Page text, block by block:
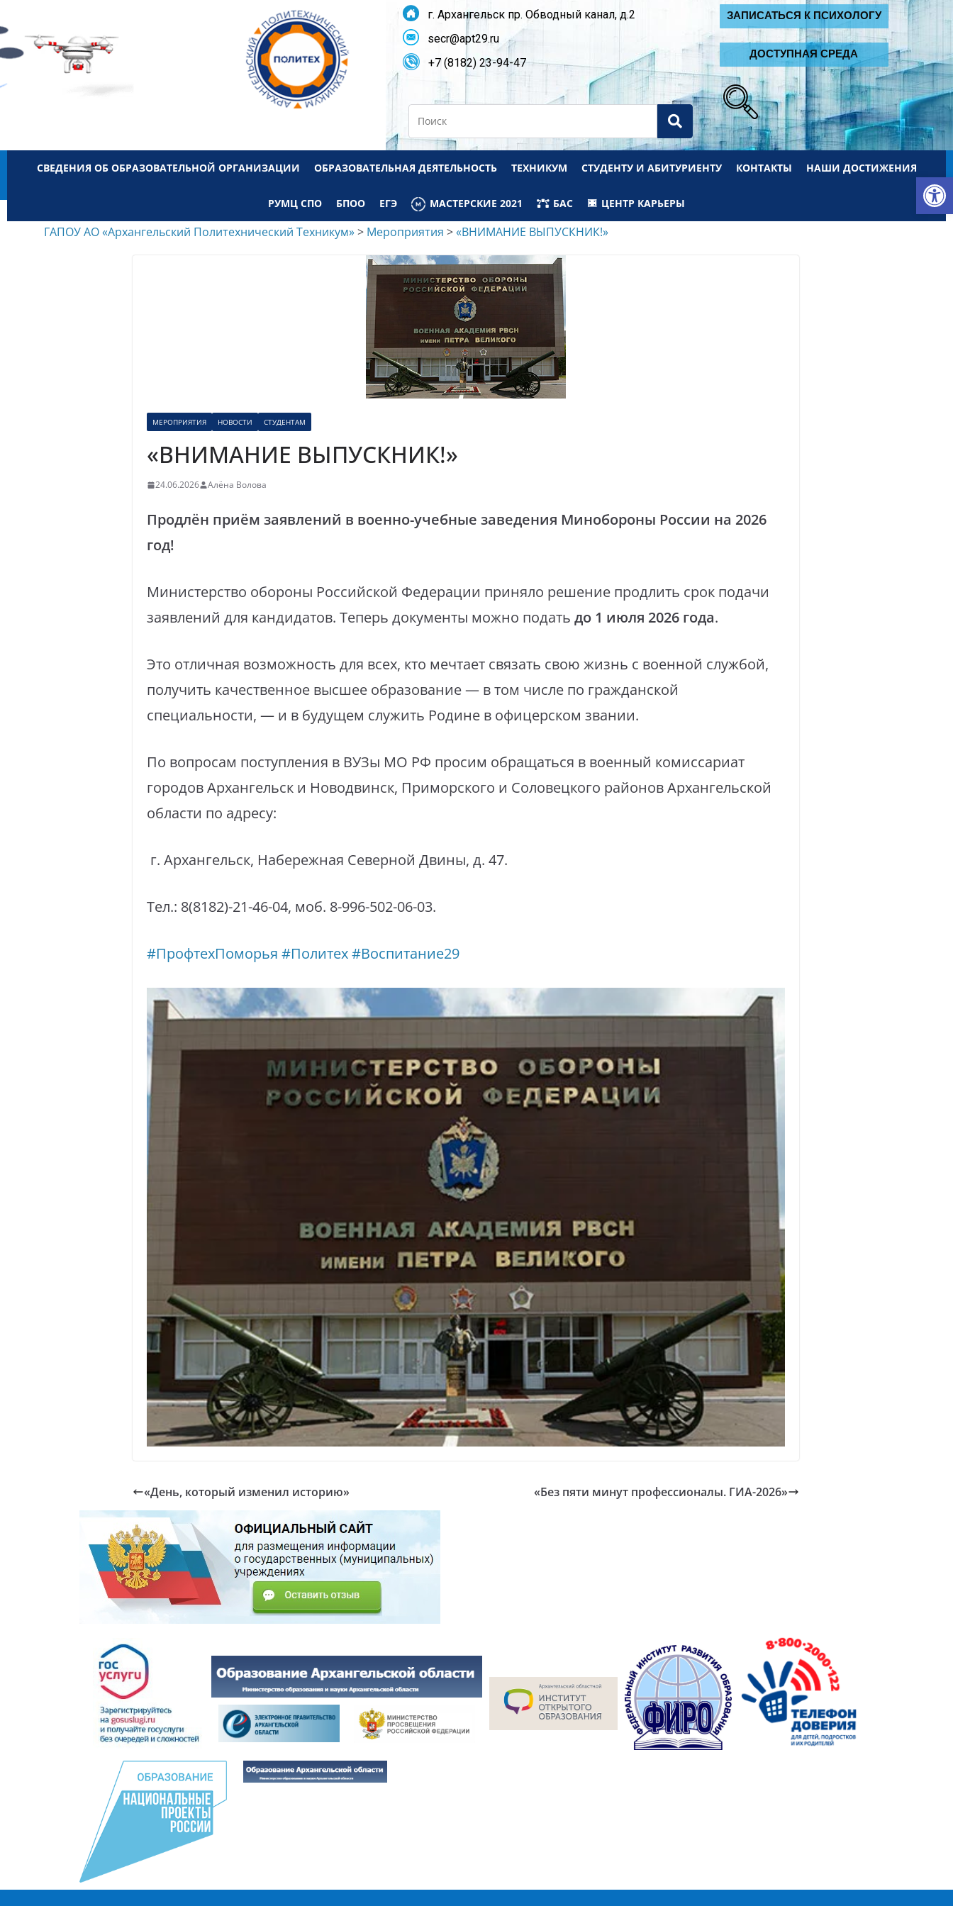
г. Архангельск пр. Обводный канал, д.2
secr@apt29.ru
+7 (8182) 23-94-47
ЗАПИСАТЬСЯ К ПСИХОЛОГУ
ДОСТУПНАЯ СРЕДА
СВЕДЕНИЯ ОБ ОБРАЗОВАТЕЛЬНОЙ ОРГАНИЗАЦИИ ОБРАЗОВАТЕЛЬНАЯ ДЕЯТЕЛЬНОСТЬ ТЕХНИКУМ СТУДЕНТУ И АБИТУРИЕНТУ КОНТАКТЫ НАШИ ДОСТИЖЕНИЯ
РУМЦ СПО БПОО ЕГЭ МАСТЕРСКИЕ 2021 БАС ЦЕНТР КАРЬЕРЫ
ГАПОУ АО «Архангельский Политехнический Техникум»> Мероприятия >«ВНИМАНИЕ ВЫПУСКНИК!»
МЕРОПРИЯТИЯ НОВОСТИ СТУДЕНТАМ
«ВНИМАНИЕ ВЫПУСКНИК!»
24.06.2026 Алёна Волова
Продлён приём заявлений в военно-учебные заведения Минобороны России на 2026
год!
Министерство обороны Российской Федерации приняло решение продлить срок подачи
заявлений для кандидатов. Теперь документы можно подать до 1 июля 2026 года.
Это отличная возможность для всех, кто мечтает связать свою жизнь с военной службой,
получить качественное высшее образование — в том числе по гражданской
специальности, — и в будущем служить Родине в офицерском звании.
По вопросам поступления в ВУЗы МО РФ просим обращаться в военный комиссариат
городов Архангельск и Новодвинск, Приморского и Соловецкого районов Архангельской
области по адресу:
г. Архангельск, Набережная Северной Двины, д. 47.
Тел.: 8(8182)-21-46-04, моб. 8-996-502-06-03.
#ПрофтехПоморья #Политех #Воспитание29
«День, который изменил историю» «Без пяти минут профессионалы. ГИА-2026»